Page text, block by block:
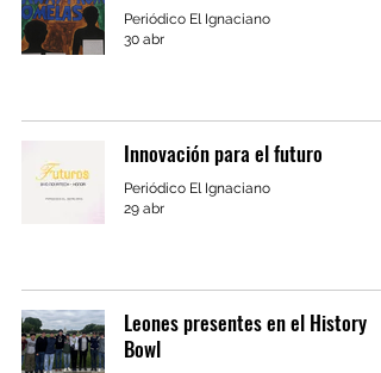
Periódico El Ignaciano
30 abr
Innovación para el futuro
Periódico El Ignaciano
29 abr
Leones presentes en el History
Bowl